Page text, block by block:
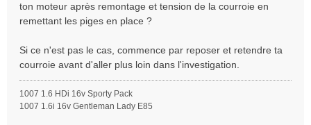
ton moteur après remontage et tension de la courroie en
remettant les piges en place ?
Si ce n'est pas le cas, commence par reposer et retendre ta
courroie avant d'aller plus loin dans l'investigation.
1007 1.6 HDi 16v Sporty Pack
1007 1.6i 16v Gentleman Lady E85